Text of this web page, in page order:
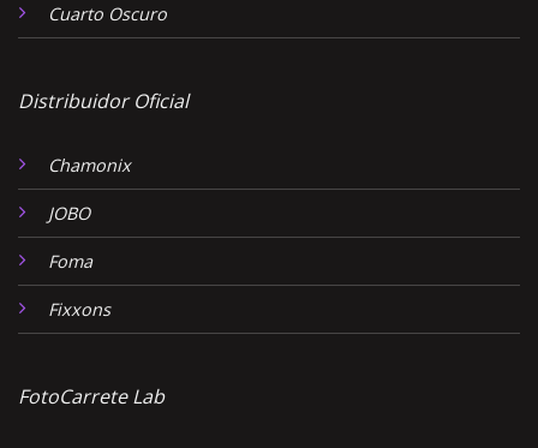
Cuarto Oscuro
Distribuidor Oficial
Chamonix
JOBO
Foma
Fixxons
FotoCarrete Lab